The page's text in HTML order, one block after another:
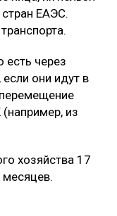
стран ЕАЭС.
есть через
они идут в
из
хозяйства 17
месяцев.